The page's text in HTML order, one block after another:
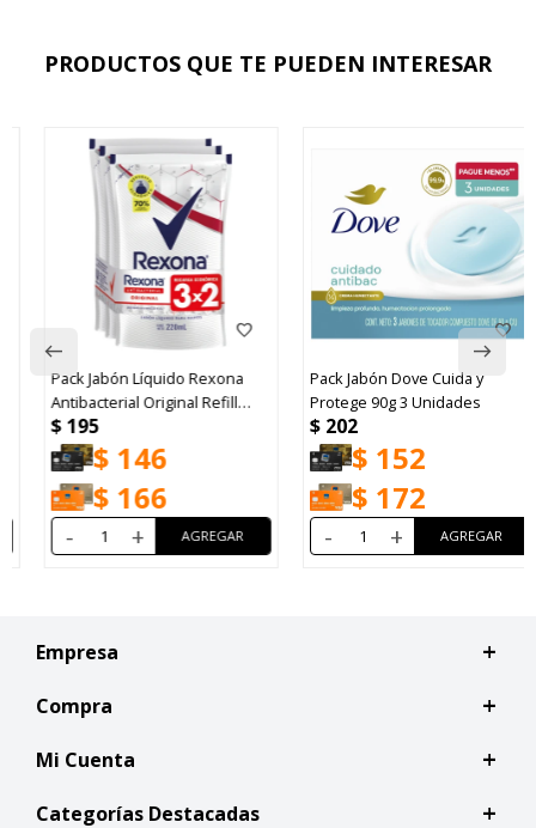
PRODUCTOS QUE TE PUEDEN INTERESAR
Pack Jabón Líquido Rexona
Antibacterial Original Refill
220ml
195
$146
$166
Pack Jabón Dove Cuida y
Protege 90g 3 Unidades
202
$152
$172
Empresa
Compra
Mi Cuenta
Categorías Destacadas